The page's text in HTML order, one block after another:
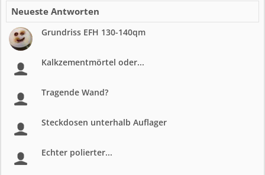
Neueste Antworten
Grundriss EFH 130-140qm
Kalkzementmörtel oder...
Tragende Wand?
Steckdosen unterhalb Auflager
Echter polierter...